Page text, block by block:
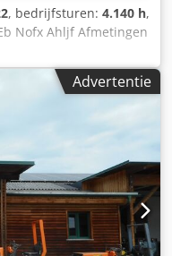
, bedrijfsturen: 4.140 h,
Nofx Ahljf Afmetingen
Advertentie